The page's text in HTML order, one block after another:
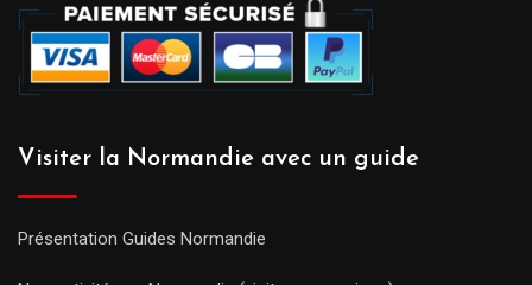
Visiter la Normandie avec un guide
Présentation Guides Normandie